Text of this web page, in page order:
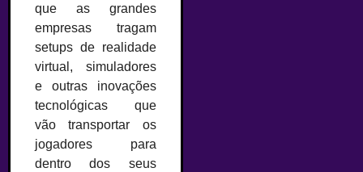
que as grandes
empresas tragam
setups de realidade
virtual, simuladores
e outras inovações
tecnológicas que
vão transportar os
jogadores para
dentro dos seus